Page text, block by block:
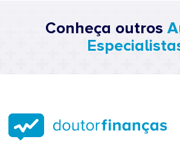
Conheça outros